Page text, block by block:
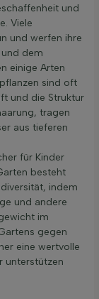
und
Viele
und werfen ihre
dem
einige Arten
sind oft
und die Struktur
tragen
aus tieferen
für Kinder
besteht
indem
und andere
im
gegen
eine wertvolle
unterstützen